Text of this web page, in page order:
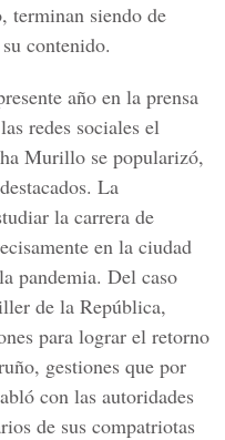
terminan siendo de
contenido.
año en la prensa
redes sociales el
Murillo se popularizó,
La
la carrera de
en la ciudad
pandemia. Del caso
de la República,
para lograr el retorno
gestiones que por
con las autoridades
de sus compatriotas